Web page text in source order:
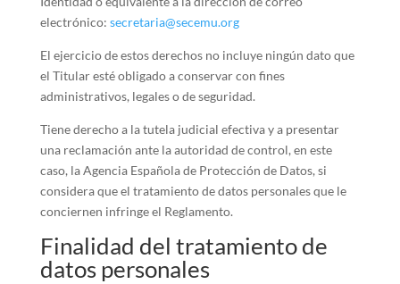
electrónico: secretaria@secemu.org
El ejercicio de estos derechos no incluye ningún dato que
el Titular esté obligado a conservar con fines
administrativos, legales o de seguridad.
Tiene derecho a la tutela judicial efectiva y a presentar
una reclamación ante la autoridad de control, en este
caso, la Agencia Española de Protección de Datos, si
considera que el tratamiento de datos personales que le
conciernen infringe el Reglamento.
Finalidad del tratamiento de
datos personales